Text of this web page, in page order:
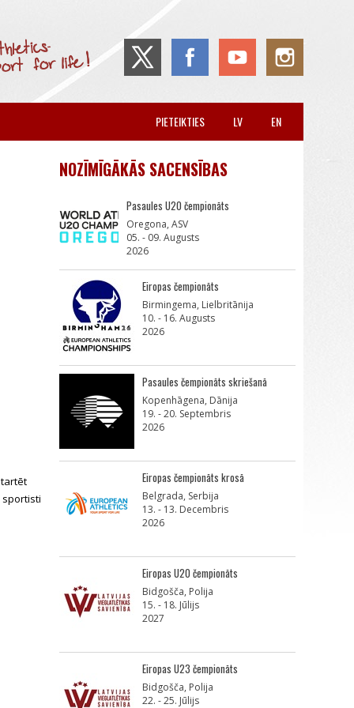
EN
LV
PIETEIKTIES
NOZĪMĪGĀKĀS SACENSĪBAS
Pasaules U20 čempionāts
Oregona, ASV
05. - 09. Augusts
2026
Eiropas čempionāts
Birmingema, Lielbritānija
10. - 16. Augusts
2026
Pasaules čempionāts skriešanā
Kopenhāgena, Dānija
19. - 20. Septembris
2026
Eiropas čempionāts krosā
Belgrada, Serbija
13. - 13. Decembris
2026
Eiropas U20 čempionāts
Bidgošča, Polija
15. - 18. Jūlijs
2027
Eiropas U23 čempionāts
Bidgošča, Polija
22. - 25. Jūlijs